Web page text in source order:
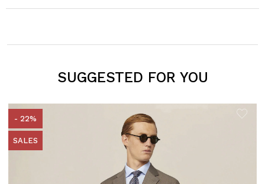
SUGGESTED FOR YOU
- 22%
SALES